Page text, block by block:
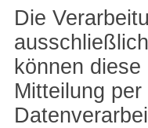
Die
können
Mitteilung